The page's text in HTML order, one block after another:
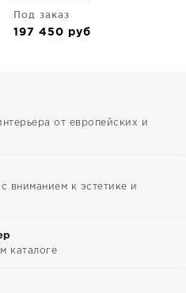
Под заказ
197 450 руб
от европейских и
вниманием к эстетике и
каталоге